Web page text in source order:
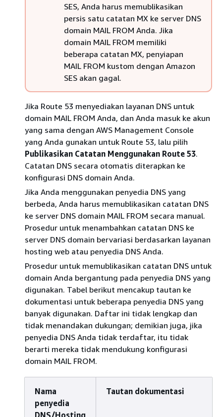
SES, Anda harus memublikasikan
persis satu catatan MX ke server DNS
domain MAIL FROM Anda. Jika
domain MAIL FROM memiliki
beberapa catatan MX, penyiapan
MAIL FROM kustom dengan Amazon
SES akan gagal.
Jika Route 53 menyediakan layanan DNS untuk
domain MAIL FROM Anda, dan Anda masuk ke akun
yang sama dengan AWS Management Console
yang Anda gunakan untuk Route 53, lalu pilih
Publikasikan Catatan Menggunakan Route 53.
Catatan DNS secara otomatis diterapkan ke
konfigurasi DNS domain Anda.
Jika Anda menggunakan penyedia DNS yang
berbeda, Anda harus memublikasikan catatan DNS
ke server DNS domain MAIL FROM secara manual.
Prosedur untuk menambahkan catatan DNS ke
server DNS domain bervariasi berdasarkan layanan
hosting web atau penyedia DNS Anda.
Prosedur untuk memublikasikan catatan DNS untuk
domain Anda bergantung pada penyedia DNS yang
digunakan. Tabel berikut mencakup tautan ke
dokumentasi untuk beberapa penyedia DNS yang
banyak digunakan. Daftar ini tidak lengkap dan
tidak menandakan dukungan; demikian juga, jika
penyedia DNS Anda tidak terdaftar, itu tidak
berarti mereka tidak mendukung konfigurasi
domain MAIL FROM.
Nama
penyedia
DNS/Hosting
Tautan dokumentasi